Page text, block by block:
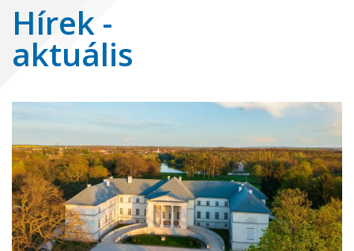
Hírek -
aktuális